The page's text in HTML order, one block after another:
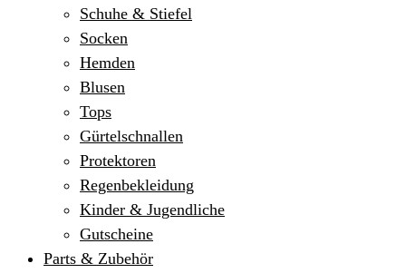
Schuhe & Stiefel
Socken
Hemden
Blusen
Tops
Gürtelschnallen
Protektoren
Regenbekleidung
Kinder & Jugendliche
Gutscheine
Parts & Zubehör